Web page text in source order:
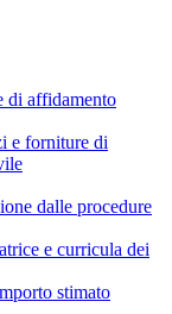
di affidamento
e forniture di
dalle procedure
e curricula dei
stimato